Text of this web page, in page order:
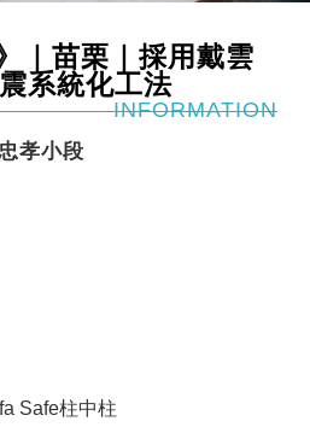
｜苗栗｜採用戴雲
系統化工法
INFORMATION
孝小段
Safe柱中柱